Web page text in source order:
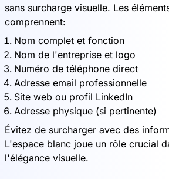
sans surcharge visuelle. Les
comprennent:
Nom complet et fonction
Nom de l'entreprise et logo
Numéro de téléphone direct
Adresse email professionnelle
Site web ou profil LinkedIn
Adresse physique (si pertinente)
Évitez de surcharger avec des
L'espace blanc joue un rôle crucial
l'élégance visuelle.